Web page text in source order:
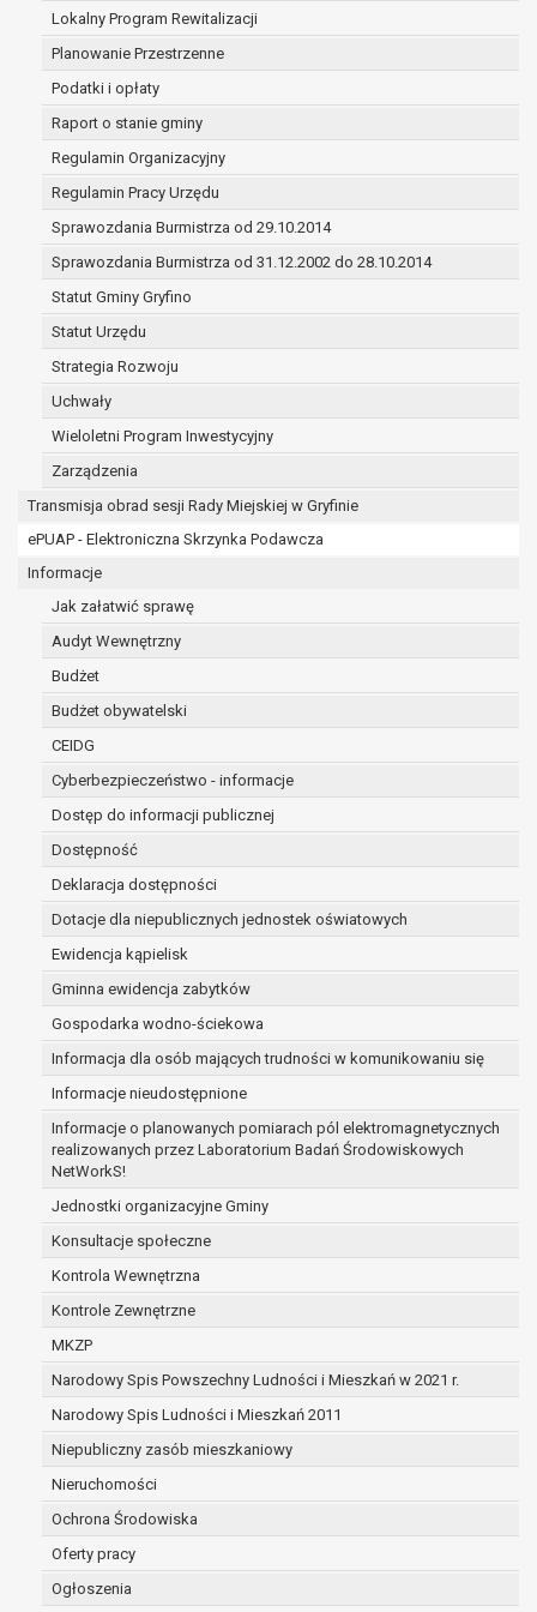
Lokalny Program Rewitalizacji
Planowanie Przestrzenne
Podatki i opłaty
Raport o stanie gminy
Regulamin Organizacyjny
Regulamin Pracy Urzędu
Sprawozdania Burmistrza od 29.10.2014
Sprawozdania Burmistrza od 31.12.2002 do 28.10.2014
Statut Gminy Gryfino
Statut Urzędu
Strategia Rozwoju
Uchwały
Wieloletni Program Inwestycyjny
Zarządzenia
Transmisja obrad sesji Rady Miejskiej w Gryfinie
ePUAP - Elektroniczna Skrzynka Podawcza
Informacje
Jak załatwić sprawę
Audyt Wewnętrzny
Budżet
Budżet obywatelski
CEIDG
Cyberbezpieczeństwo - informacje
Dostęp do informacji publicznej
Dostępność
Deklaracja dostępności
Dotacje dla niepublicznych jednostek oświatowych
Ewidencja kąpielisk
Gminna ewidencja zabytków
Gospodarka wodno-ściekowa
Informacja dla osób mających trudności w komunikowaniu się
Informacje nieudostępnione
Informacje o planowanych pomiarach pól elektromagnetycznych
realizowanych przez Laboratorium Badań Środowiskowych
NetWorkS!
Jednostki organizacyjne Gminy
Konsultacje społeczne
Kontrola Wewnętrzna
Kontrole Zewnętrzne
MKZP
Narodowy Spis Powszechny Ludności i Mieszkań w 2021 r.
Narodowy Spis Ludności i Mieszkań 2011
Niepubliczny zasób mieszkaniowy
Nieruchomości
Ochrona Środowiska
Oferty pracy
Ogłoszenia
(merytorycznych), a także obowiązków i
zadań zleconych przez instytucje
nadrzędne wobec Gminy;
zawarcia i realizacji umów;
ochrony żywotnych interesów osoby, której
dane dotyczą, lub innej osoby fizycznej;
wykonania zadania realizowanego w
interesie publicznym lub w ramach
sprawowania władzy publicznej
powierzonej administratorowi;
w pozostałych przypadkach dane osobowe
przetwarzane są wyłącznie na podstawie
wcześniej udzielonej zgody w zakresie i celu
określonym w treści zgody.
W związku z przetwarzaniem danych w celu
wskazanym w pkt. 3, dane osobowe mogą być
udostępniane innym upoważnionym odbiorcom lub
kategoriom odbiorców danych osobowych.
Odbiorcami mogą być:
podmioty, które przetwarzają dane
osobowe w imieniu administratora na
osobowych;
podmioty upoważnione do odbioru danych
przepisów prawa.
Pani/Pana dane osobowe będą przetwarzane
przez okres niezbędny do realizacji celu dla jakiego
zostały zebrane oraz zgodnie z terminami
archiwizacji określonymi przez przepisy prawa
powszechnie obowiązującego.
W przypadku, gdy dane osobowe przetwarzane są
na podstawie zgody osoby, której dane dotyczą
przetwarzanie odbywa się do czasu wycofania tej
zgody.
W przypadku, gdy dane osobowe przetwarzane są
w celu zawarcia i realizacji umowy przetwarzanie
odbywa się przez okres niezbędny do realizacji
zawartej umowy, a po tym czasie w zakresie
wymaganym przez przepisy prawa lub dla
zabezpieczenia ewentualnych roszczeń, a w
przypadku wyrażenia zgody na przetwarzanie
danych po zakończeniu i rozliczeniu umowy, do
czasu wycofania tej zgody.
Ponadto w przypadku umów o dofinansowanie
dane osobowe od momentu pozyskania
przechowywane są przez okres wynikający z
umowy o dofinansowanie zawartej między
beneficjentem a określoną instytucją, trwałości
danego projektu i konieczności zachowania
dokumentacji projektu do celów kontrolnych.
W związku z przetwarzaniem przez
administratora danych osobowych przysługuje
Pani/Panu:
prawo dostępu do treści danych oraz
otrzymywania ich kopii na podstawie art. 15
RODO;
podstawie art. 16 RODO,